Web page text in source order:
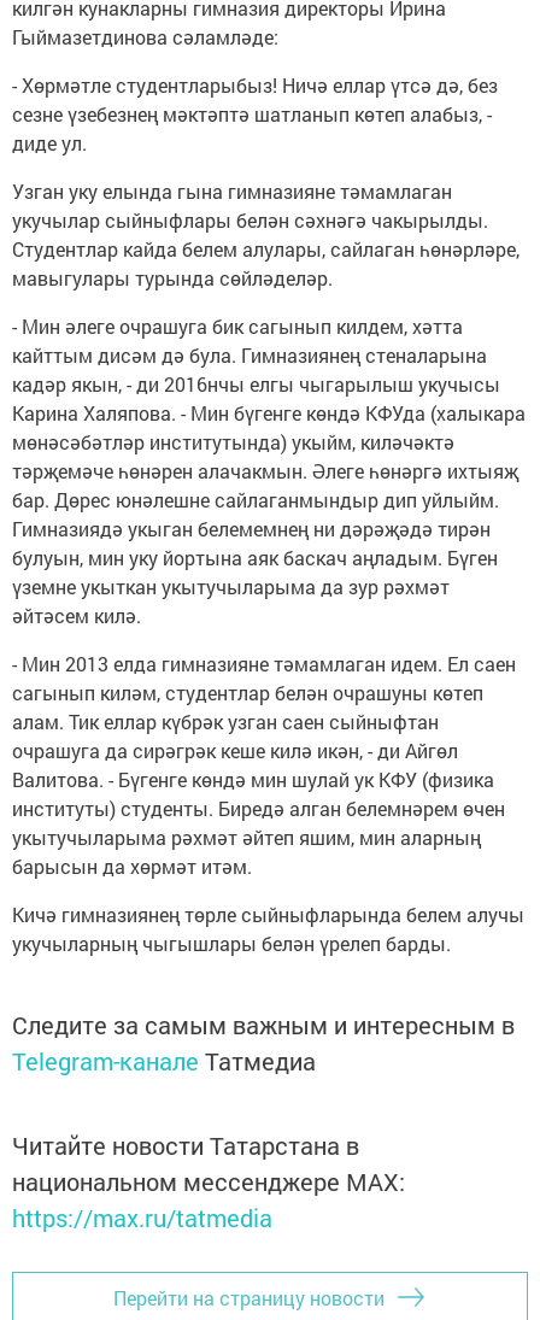
килгән кунакларны гимназия директоры Ирина
Гыймазетдинова сәламләде:
- Хөрмәтле студентларыбыз! Ничә еллар үтсә дә, без
сезне үзебезнең мәктәптә шатланып көтеп алабыз, -
диде ул.
Узган уку елында гына гимназияне тәмамлаган
укучылар сыйныфлары белән сәхнәгә чакырылды.
Студентлар кайда белем алулары, сайлаган һөнәрләре,
мавыгулары турында сөйләделәр.
- Мин әлеге очрашуга бик сагынып килдем, хәтта
кайттым дисәм дә була. Гимназиянең стеналарына
кадәр якын, - ди 2016нчы елгы чыгарылыш укучысы
Карина Халяпова. - Мин бүгенге көндә КФУда (халыкара
мѳнәсәбәтләр институтында) укыйм, киләчәктә
тәрҗемәче һөнәрен алачакмын. Әлеге һөнәргә ихтыяҗ
бар. Дөрес юнәлешне сайлаганмындыр дип уйлыйм.
Гимназиядә укыган белемемнең ни дәрәҗәдә тирән
булуын, мин уку йортына аяк баскач аңладым. Бүген
үземне укыткан укытучыларыма да зур рәхмәт
әйтәсем килә.
- Мин 2013 елда гимназияне тәмамлаган идем. Ел саен
сагынып киләм, студентлар белән очрашуны көтеп
алам. Тик еллар күбрәк узган саен сыйныфтан
очрашуга да сирәгрәк кеше килә икән, - ди Айгөл
Валитова. - Бүгенге көндә мин шулай ук КФУ (физика
институты) студенты. Биредә алган белемнәрем өчен
укытучыларыма рәхмәт әйтеп яшим, мин аларның
барысын да хөрмәт итәм.
Кичә гимназиянең төрле сыйныфларында белем алучы
укучыларның чыгышлары белән үрелеп барды.
Следите за самым важным и интересным в
Telegram-канале Татмедиа
Читайте новости Татарстана в
национальном мессенджере MАХ:
https://max.ru/tatmedia
Перейти на страницу новости